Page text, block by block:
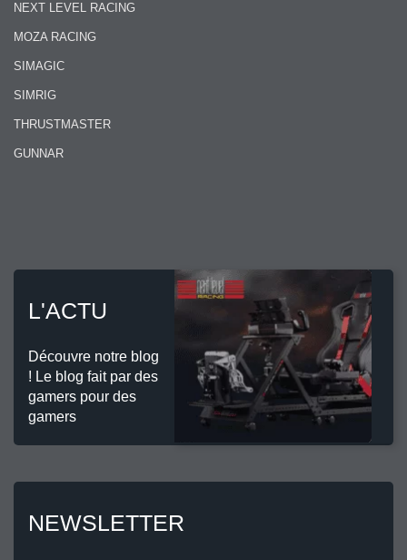
NEXT LEVEL RACING
MOZA RACING
SIMAGIC
SIMRIG
THRUSTMASTER
GUNNAR
L'ACTU
Découvre notre blog
! Le blog fait par des
gamers pour des
gamers
NEWSLETTER